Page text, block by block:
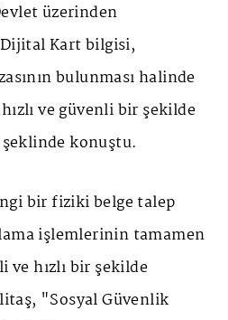
üzerinden
Kart bilgisi,
bulunması halinde
ve güvenli bir şekilde
konuştu.
bir fiziki belge talep
işlemlerinin tamamen
hızlı bir şekilde
"Sosyal Güvenlik